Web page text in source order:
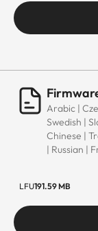
Arabic |
Swedish |
Chinese |
| Russian |
LFU191.59 MB